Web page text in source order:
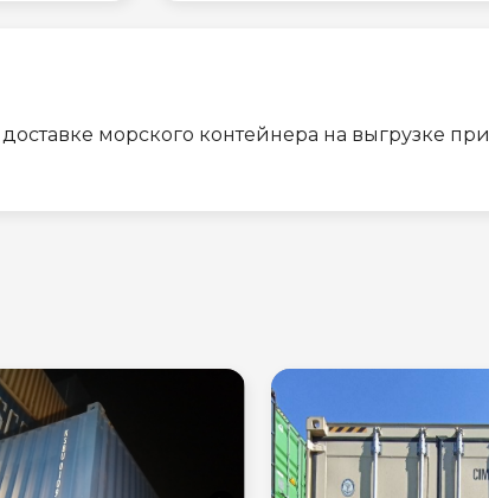
морского контейнера на выгрузке при